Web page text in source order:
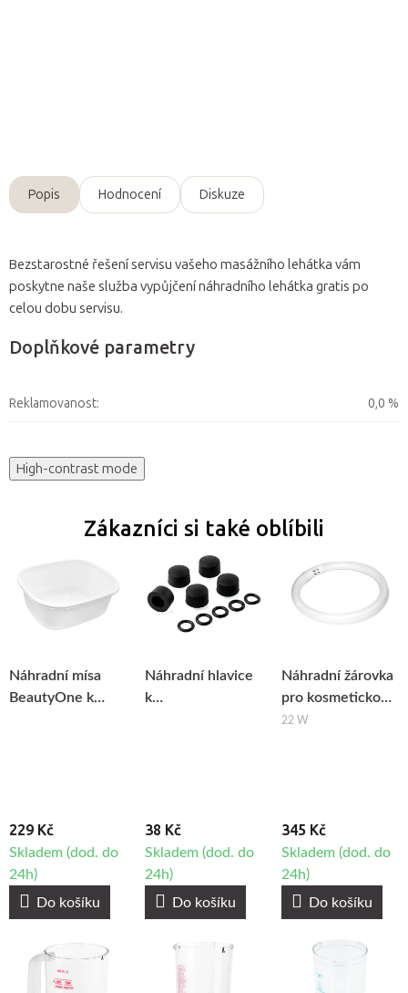
Popis Hodnocení Diskuze
Bezstarostné řešení servisu vašeho masážního lehátka vám
poskytne naše služba vypůjčení náhradního lehátka gratis po
celou dobu servisu.
Doplňkové parametry
Reklamovanost: 0,0 %
High-contrast mode
Zákazníci si také oblíbili
Náhradní mísa
BeautyOne k
229 Kč
Skladem (dod. do
24h)
Do košíku
Náhradní hlavice
k
38 Kč
Skladem (dod. do
24h)
Do košíku
Náhradní žárovka
pro kosmetickou
lampu BeautyOne
22 W
345 Kč
Skladem (dod. do
24h)
Do košíku